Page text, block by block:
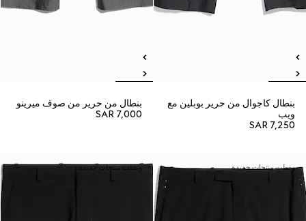
بنطال كاجوال من حرير بوبلين مع
ويب
SAR 7,250
بنطال من حرير من صوف ميرينو
SAR 7,000
وصلت منتجات جديدة وصلت منتجات جديدة